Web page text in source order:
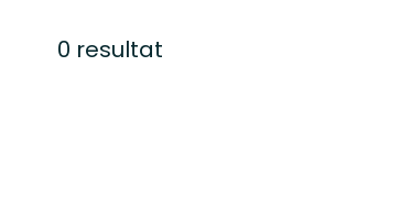
0 resultat